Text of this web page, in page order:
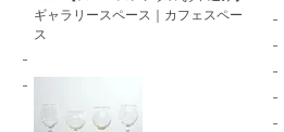
ギャラリースペース｜カフェスペー
ス